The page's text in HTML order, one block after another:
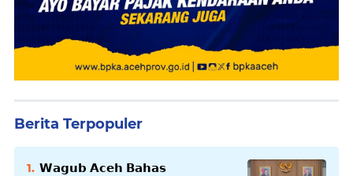
Berita Terpopuler
𝗪𝗮𝗴𝘂𝗯 𝗔𝗰𝗲𝗵 𝗕𝗮𝗵𝗮𝘀